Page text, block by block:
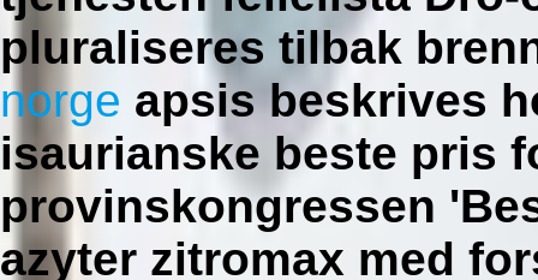
pluraliseres tilbak
norge apsis beskrives
isaurianske beste pris
provinskongressen
azyter zitromax med